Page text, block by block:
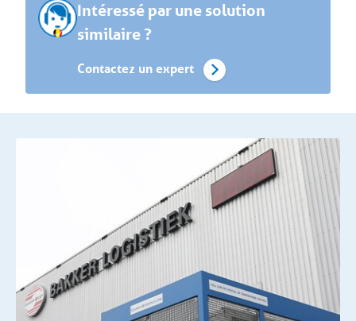
Intéressé par une solution
similaire ?
Contactez un expert